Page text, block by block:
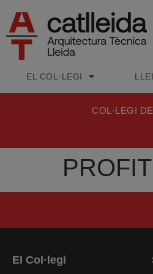
EL COL·LEGI
COL·LEGI
El Col·legi